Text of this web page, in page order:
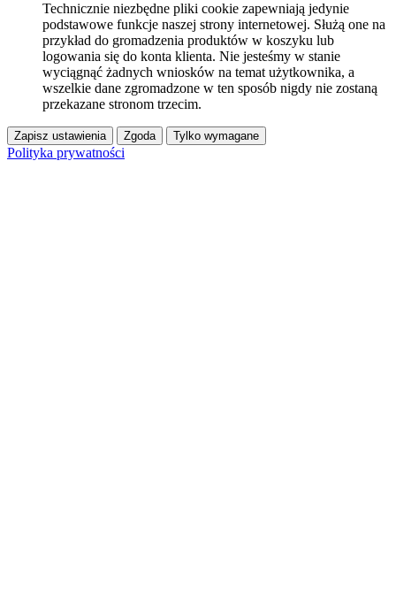
Technicznie niezbędne pliki cookie zapewniają jedynie
podstawowe funkcje naszej strony internetowej. Służą one na
przykład do gromadzenia produktów w koszyku lub
logowania się do konta klienta. Nie jesteśmy w stanie
wyciągnąć żadnych wniosków na temat użytkownika, a
wszelkie dane zgromadzone w ten sposób nigdy nie zostaną
przekazane stronom trzecim.
Zapisz ustawienia Zgoda Tylko wymagane
Polityka prywatności